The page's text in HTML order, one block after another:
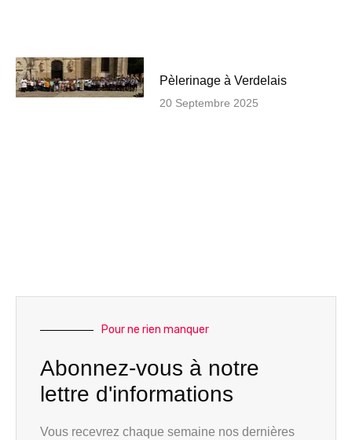
Pèlerinage à Verdelais
20 Septembre 2025
Pour ne rien manquer
Abonnez-vous à notre
lettre d'informations
Vous recevrez chaque semaine nos dernières